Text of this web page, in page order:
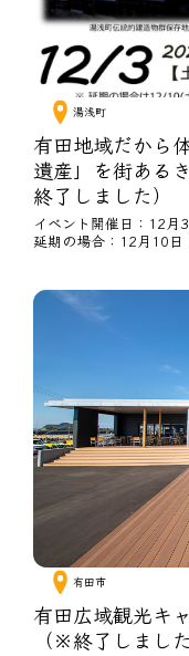
湯浅町
有田地域だから
遺産」を街ある
終了しました）
イベント開催日：12月3
延期の場合：12月10日
有田市
有田広域観光キ
（※終了しました